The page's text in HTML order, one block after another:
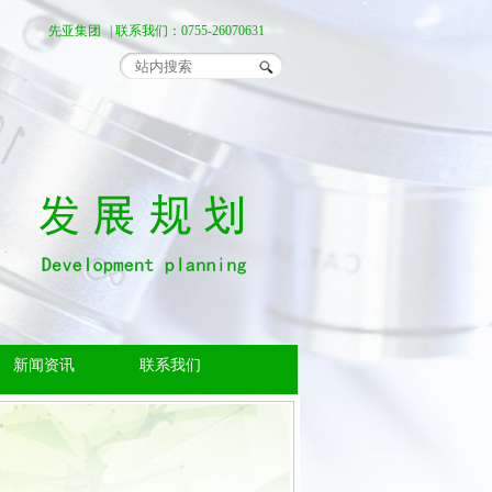
先亚集团 | 联系我们：0755-26070631
新闻资讯 联系我们